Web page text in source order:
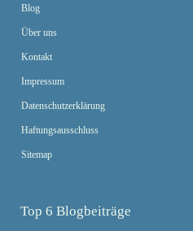
Blog
Über uns
Kontakt
Impressum
Datenschutzerklärung
Haftungsausschluss
Sitemap
Top 6 Blogbeiträge